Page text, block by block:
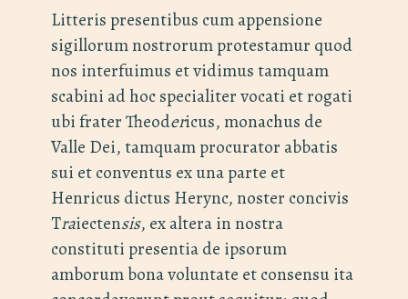
Litteris presentibus cum appensione
sigillorum nostrorum protestamur quod
nos interfuimus et vidimus tamquam
scabini ad hoc specialiter vocati et rogati
ubi frater Theodericus, monachus de
Valle Dei, tamquam procurator abbatis
sui et conventus ex una parte et
Henricus dictus Herync, noster concivis
Traiectensis, ex altera in nostra
constituti presentia de ipsorum
amborum bona voluntate et consensu ita